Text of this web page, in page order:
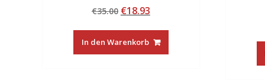
4.50
von 5
€35.00 Ursprünglicher
war:
€35.00
€18.93Aktueller
ist:
€18.93.
In den Warenkorb